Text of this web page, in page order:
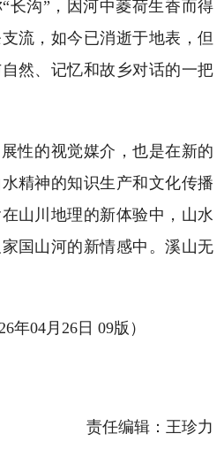
长沟”，因河中菱荷生香而得
流，如今已消逝于地表，但
然、记忆和故乡对话的一把
性的视觉媒介，也是在新的
精神的知识生产和文化传播
山川地理的新体验中，山水
国山河的新情感中。溪山无
年04月26日 09版）
责任编辑： 王珍力